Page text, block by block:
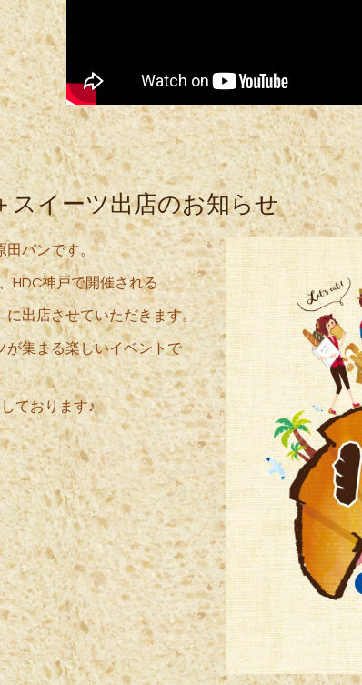
スイーツ出店のお知らせ
田パンです。
HDC神戸で開催される
に出店させていただきます。
が集まる楽しいイベントで
ております♪